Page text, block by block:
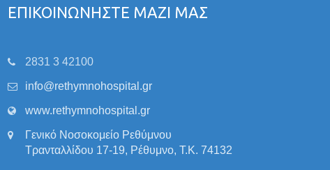
ΕΠΙΚΟΙΝΩΝΗΣΤΕ ΜΑΖΙ ΜΑΣ
2831 3 42100
info@rethymnohospital.gr
www.rethymnohospital.gr
Γενικό Νοσοκομείο Ρεθύμνου
Τρανταλλίδου 17-19, Ρέθυμνο, Τ.Κ. 74132